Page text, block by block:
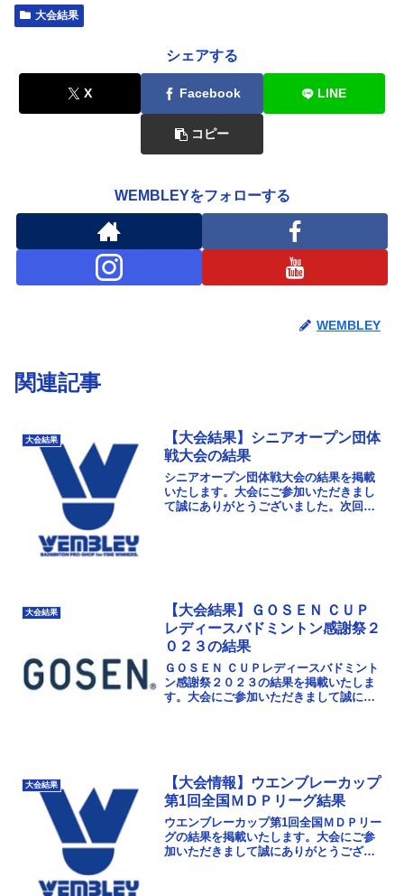
大会結果
シェアする
X Facebook LINE
コピー
WEMBLEYをフォローする
WEMBLEY
関連記事
大会結果
【大会結果】シニアオープン団体
戦大会の結果
シニアオープン団体戦大会の結果を掲載
いたします。大会にご参加いただきまし
て誠にありがとうございました。次回以
大会結果
【大会結果】ＧＯＳＥＮ ＣＵＰ
レディースバドミントン感謝祭２
０２３の結果
ＧＯＳＥＮ ＣＵＰレディースバドミント
ン感謝祭２０２３の結果を掲載いたしま
す。大会にご参加いただきまして誠にあ
大会結果
【大会情報】ウエンブレーカップ
第1回全国ＭＤＰリーグ結果
ウエンブレーカップ第1回全国ＭＤＰリー
グの結果を掲載いたします。大会にご参
加いただきまして誠にありがとうござい